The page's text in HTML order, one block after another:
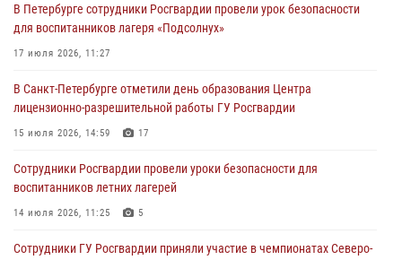
В Ленобласти сотрудники ОМОН Росгвардии оказали содействие
полиции в проведении профилактического мероприятия
03 августа 2026, 09:16
В Петербурге сотрудники Росгвардии обеспечили правопорядок в
День Воздушно-десантных войск
02 августа 2026, 19:30 10
Сотрудники Росгвардии на Пушкинской улице задержали двух
граждан, подозреваемых в попытке поджога одного из баров в
центре города
В Петербурге сотрудники Росгвардии провели урок безопасности
для воспитанников лагеря «Подсолнух»
17 июля 2026, 11:27
В Санкт-Петербурге отметили день образования Центра
лицензионно-разрешительной работы ГУ Росгвардии
15 июля 2026, 14:59 17
Сотрудники Росгвардии провели уроки безопасности для
воспитанников летних лагерей
14 июля 2026, 11:25 5
Сотрудники ГУ Росгвардии приняли участие в чемпионатах Северо-